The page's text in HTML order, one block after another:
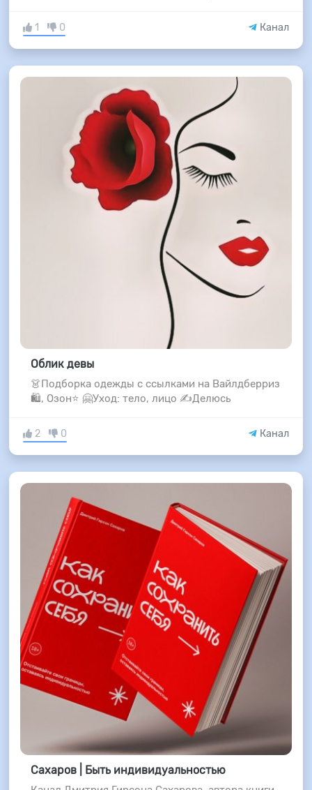
1 0 Канал
Облик девы
👗Подборка одежды с ссылками на Вайлдберриз
🛍, Озон⭐ 🤗Уход: тело, лицо ✍️Делюсь
2 0 Канал
Сахаров | Быть индивидуальностью